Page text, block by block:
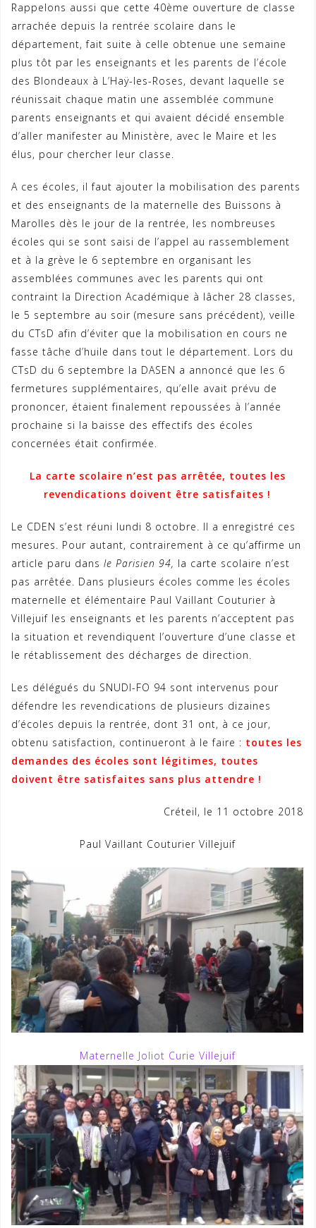
Rappelons aussi que cette 40ème ouverture de classe
arrachée depuis la rentrée scolaire dans le
département, fait suite à celle obtenue une semaine
plus tôt par les enseignants et les parents de l’école
des Blondeaux à L’Haÿ-les-Roses, devant laquelle se
réunissait chaque matin une assemblée commune
parents enseignants et qui avaient décidé ensemble
d’aller manifester au Ministère, avec le Maire et les
élus, pour chercher leur classe.
A ces écoles, il faut ajouter la mobilisation des parents
et des enseignants de la maternelle des Buissons à
Marolles dès le jour de la rentrée, les nombreuses
écoles qui se sont saisi de l’appel au rassemblement
et à la grève le 6 septembre en organisant les
assemblées communes avec les parents qui ont
contraint la Direction Académique à lâcher 28 classes,
le 5 septembre au soir (mesure sans précédent), veille
du CTsD afin d’éviter que la mobilisation en cours ne
fasse tâche d’huile dans tout le département. Lors du
CTsD du 6 septembre la DASEN a annoncé que les 6
fermetures supplémentaires, qu’elle avait prévu de
prononcer, étaient finalement repoussées à l’année
prochaine si la baisse des effectifs des écoles
concernées était confirmée.
La carte scolaire n’est pas arrêtée, toutes les
revendications doivent être satisfaites !
Le CDEN s’est réuni lundi 8 octobre. Il a enregistré ces
mesures. Pour autant, contrairement à ce qu’affirme un
article paru dans le Parisien 94, la carte scolaire n’est
pas arrêtée. Dans plusieurs écoles comme les écoles
maternelle et élémentaire Paul Vaillant Couturier à
Villejuif les enseignants et les parents n’acceptent pas
la situation et revendiquent l’ouverture d’une classe et
le rétablissement des décharges de direction.
Les délégués du SNUDI-FO 94 sont intervenus pour
défendre les revendications de plusieurs dizaines
d’écoles depuis la rentrée, dont 31 ont, à ce jour,
obtenu satisfaction, continueront à le faire : toutes les
demandes des écoles sont légitimes, toutes
doivent être satisfaites sans plus attendre !
Créteil, le 11 octobre 2018
Paul Vaillant Couturier Villejuif
Maternelle Joliot Curie Villejuif